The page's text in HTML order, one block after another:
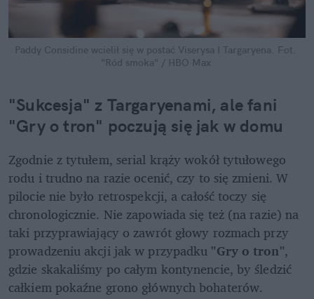
Paddy Considine wcielił się w postać Viserysa I Targaryena. Fot.
"Ród smoka" / HBO Max
"Sukcesja" z Targaryenami, ale fani
"Gry o tron" poczują się jak w domu
Zgodnie z tytułem, serial krąży wokół tytułowego
rodu i trudno na razie ocenić, czy to się zmieni. W
pilocie nie było retrospekcji, a całość toczy się
chronologicznie. Nie zapowiada się też (na razie) na
taki przyprawiający o zawrót głowy rozmach przy
prowadzeniu akcji jak w przypadku "Gry o tron",
gdzie skakaliśmy po całym kontynencie, by śledzić
całkiem pokaźne grono głównych bohaterów.